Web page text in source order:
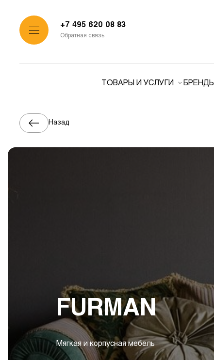
+7 495 620 08 83
Обратная связь
ТОВАРЫ И УСЛУГИ БРЕНДЫ
Назад
FURMAN
Мягкая и корпусная мебель